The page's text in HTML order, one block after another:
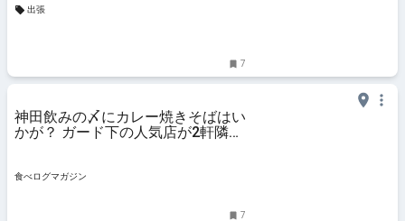
出張
7
神田飲みの〆にカレー焼きそばはい
かが？ ガード下の人気店が2軒隣に
食べログマガジン
7